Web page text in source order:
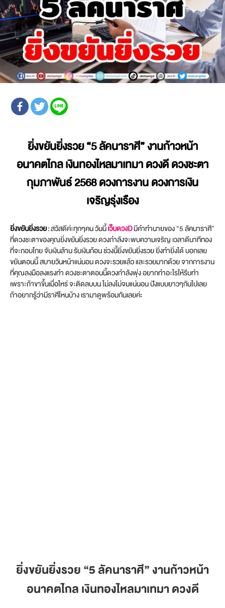
ยิ่งขยันยิ่งรวย“5 ลัคนาราศี” งานก้าวหน้า
อนาคตไกล เงินทองไหลมาเทมา ดวงดีดวงชะตา
กุมภาพันธ์ 2568ดวงการงาน ดวงการเงิน
เจริญรุ่งเรือง
ยิ่งขยันยิ่งรวย: สวัสดีค่ะทุกๆคน วันนี้เว็บดวงDมีคำทำนายของ “5 ลัคนาราศี”
ที่ดวงชะตาของคุณยิ่งขยันยิ่งรวย ดวงกำลังจะพบความเจริญ เวลาดีนาทีทอง
ที่จะกอบโกย จับเงินล้าน รับเงินก้อน ช่วงนี้ยิ่งขยันยิ่งรวย ยิ่งทำยิ่งได้ บอกเลย
ขยันตอนนี้ สบายวันหน้าแน่นอน ดวงจะรวยแล้ว และรวยมากด้วย จากการงาน
ที่คุณลงมือลงแรงทำ ดวงชะตาตอนนี้ดวงกำลังพุ่ง อยากทำอะไรให้รีบทำ
เพราะถ้าขาขึ้นเมื่อไหร่ จะติดลบบน ไม่ลงไม่จมแน่นอน ปังแบบยาวๆกันไปเลย
ถ้าอยากรู้ว่ามีราศีไหนบ้าง เรามาดูพร้อมกันเลยค่ะ
ยิ่งขยันยิ่งรวย“5 ลัคนาราศี” งานก้าวหน้า
อนาคตไกล เงินทองไหลมาเทมา ดวงดี